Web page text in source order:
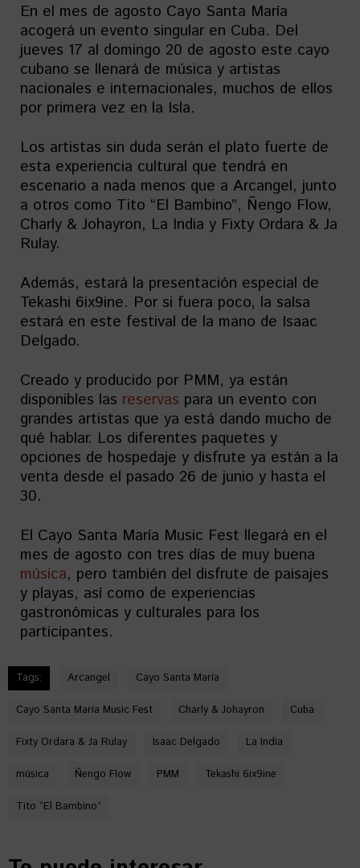
En el mes de agosto Cayo Santa María
acogerá un evento singular en Cuba. Del
jueves 17 al domingo 20 de agosto este cayo
cubano se llenará de música y artistas
nacionales e internacionales, muchos de ellos
por primera vez en la Isla.
Los artistas sin duda serán el plato fuerte de
esta experiencia cultural que tendrá en
escenario a nada menos que a Arcangel, junto
a otros como Tito “El Bambino”, Ñengo Flow,
Charly & Johayron, La India y Fixty Ordara & Ja
Rulay.
Además, estará la presentación especial de
Tekashi 6ix9ine. Por si fuera poco, la salsa
estará en este festival de la mano de Isaac
Delgado.
Creado y producido por PMM, ya están
disponibles las reservas para un evento con
grandes artistas que ya está dando mucho de
qué hablar. Los diferentes paquetes y
opciones de hospedaje y disfrute ya están a la
venta desde el pasado 26 de junio y hasta el
30.
El Cayo Santa María Music Fest llegará en el
mes de agosto con tres días de muy buena
música, pero también del disfrute de paisajes
y playas, así como de experiencias
gastronómicas y culturales para los
participantes.
Tags: Arcangel Cayo Santa María
Cayo Santa María Music Fest Charly & Johayron Cuba
Fixty Ordara & Ja Rulay Isaac Delgado La India
música Ñengo Flow PMM Tekashi 6ix9ine
Tito “El Bambino”